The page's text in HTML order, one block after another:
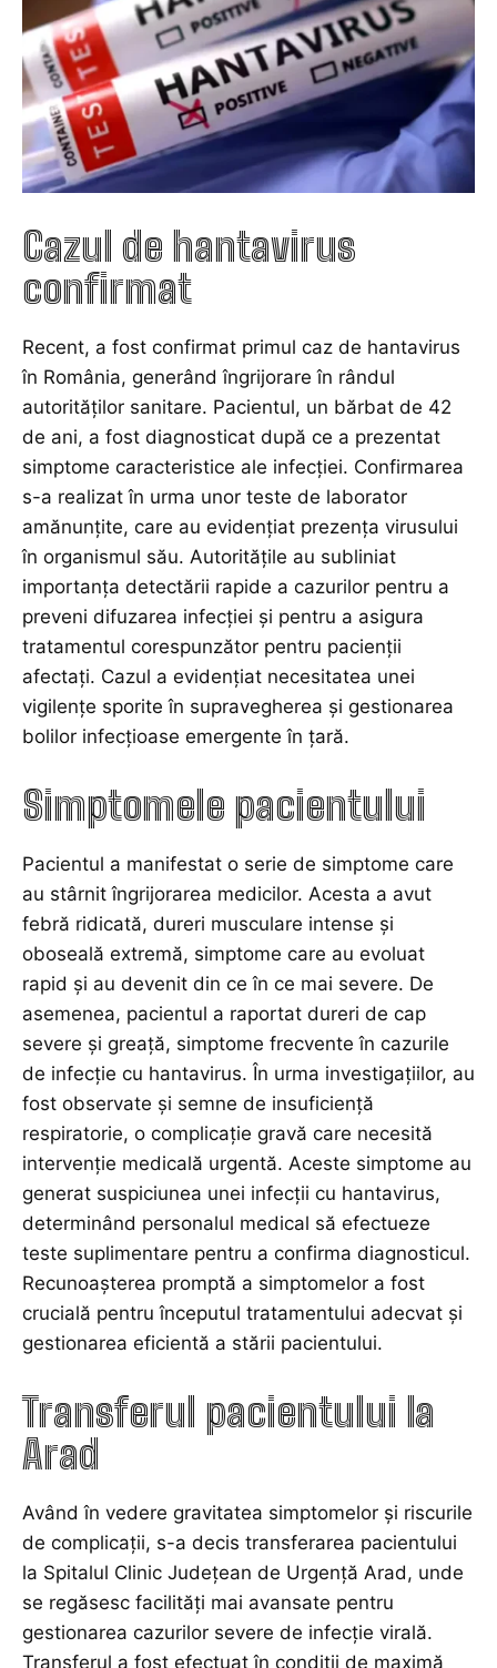
Cazul de hantavirus
confirmat
Recent, a fost confirmat primul caz de hantavirus
în România, generând îngrijorare în rândul
autorităților sanitare. Pacientul, un bărbat de 42
de ani, a fost diagnosticat după ce a prezentat
simptome caracteristice ale infecției. Confirmarea
s-a realizat în urma unor teste de laborator
amănunțite, care au evidențiat prezența virusului
în organismul său. Autoritățile au subliniat
importanța detectării rapide a cazurilor pentru a
preveni difuzarea infecției și pentru a asigura
tratamentul corespunzător pentru pacienții
afectați. Cazul a evidențiat necesitatea unei
vigilențe sporite în supravegherea și gestionarea
bolilor infecțioase emergente în țară.
Simptomele pacientului
Pacientul a manifestat o serie de simptome care
au stârnit îngrijorarea medicilor. Acesta a avut
febră ridicată, dureri musculare intense și
oboseală extremă, simptome care au evoluat
rapid și au devenit din ce în ce mai severe. De
asemenea, pacientul a raportat dureri de cap
severe și greață, simptome frecvente în cazurile
de infecție cu hantavirus. În urma investigațiilor, au
fost observate și semne de insuficiență
respiratorie, o complicație gravă care necesită
intervenție medicală urgentă. Aceste simptome au
generat suspiciunea unei infecții cu hantavirus,
determinând personalul medical să efectueze
teste suplimentare pentru a confirma diagnosticul.
Recunoașterea promptă a simptomelor a fost
crucială pentru începutul tratamentului adecvat și
gestionarea eficientă a stării pacientului.
Transferul pacientului la
Arad
Având în vedere gravitatea simptomelor și riscurile
de complicații, s-a decis transferarea pacientului
la Spitalul Clinic Județean de Urgență Arad, unde
se regăsesc facilități mai avansate pentru
gestionarea cazurilor severe de infecție virală.
Transferul a fost efectuat în condiții de maximă